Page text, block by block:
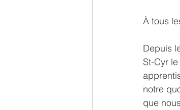
À tous
Depuis
St-Cyr
notre
que